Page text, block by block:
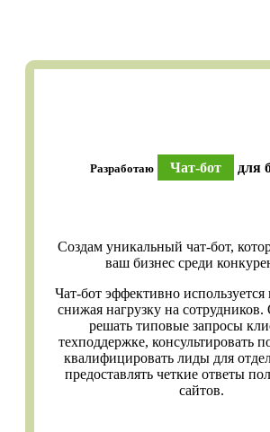
Разработаю Чат-бот для
Создам уникальный чат-бот,
ваш бизнес среди
Чат-бот эффективно
снижая нагрузку на
решать типовые запросы
техподдержке, консультировать
квалифицировать лиды для
предоставлять четкие ответы
сайтов.